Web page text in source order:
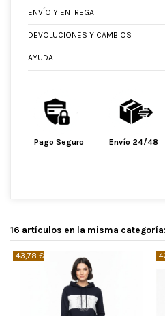
ENVÍO Y ENTREGA
DEVOLUCIONES Y CAMBIOS
AYUDA
Pago Seguro Envío 24/48
16 artículos en la misma categoría:
-43,78 € -